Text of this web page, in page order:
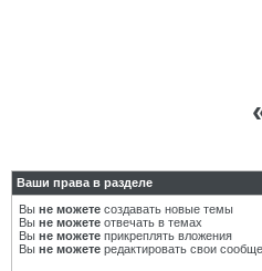
Ваши права в разделе
Вы не можете создавать новые темы
Вы не можете отвечать в темах
Вы не можете прикреплять вложения
Вы не можете редактировать свои